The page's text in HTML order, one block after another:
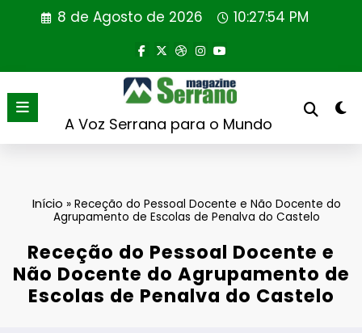
8 de Agosto de 2026 10:27:54 PM
A Voz Serrana para o Mundo
Início » Receção do Pessoal Docente e Não Docente do
Agrupamento de Escolas de Penalva do Castelo
Receção do Pessoal Docente e
Não Docente do Agrupamento de
Escolas de Penalva do Castelo